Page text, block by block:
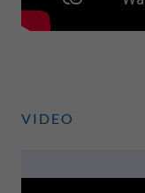
VIDEO